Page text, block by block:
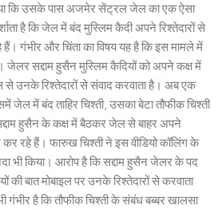
कि उसके पास अजमेर सेंट्रल जेल का एक ऐसा
है कि जेल में बंद मुस्लिम कैदी अपने रिश्तेदारों से
हैं। गंभीर और चिंता का विषय यह है कि इस मामले में
जेलर सद्दाम हुसैन मुस्लिम कैदियों को अपने कक्ष में
से उनके रिश्तेदारों से संवाद करवाता है। अब एक
जेल में बंद ताहिर चिश्ती, उसका बेटा तौफीक चिश्ती
हुसैन के कक्ष में बैठकर जेल से बाहर अपने
कर रहे हैं। फारुख चिश्ती ने इस वीडियो कॉलिंग के
भी किया। आरोप है कि सद्दाम हुसैन जेलर के पद
की बात मोबाइल पर उनके रिश्तेदारों से करवाता
गंभीर है कि तौफीक चिश्ती के संबंध बब्बर खालसा